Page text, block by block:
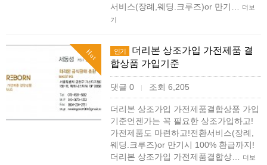
서비스(장례,웨딩.크루즈)or 만기…
더보
기
Hot 인기
더리본 상조가입 가전제품 결
합상품 가입기준
댓글 0 | 조회 6,205
더리본 상조가입 가전제품결합상품 가입
기준언젠가는 꼭 필요한 상조가입하고!
가전제품도 마련하고!전환서비스(장례,
웨딩.크루즈)or 만기시 100% 환급까지!
더리본 상조가입 가전제품결합상…
더보